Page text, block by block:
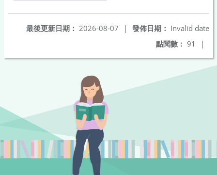
發佈日期： Invalid date
最後更新日期： 2026-08-07
|
點閱數： 91 |